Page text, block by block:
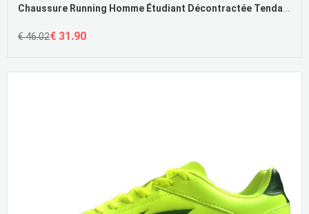
Chaussure Running Homme Étudiant Décontractée Tendance Homme Printemps Pas Cher
€ 46.02€ 31.90